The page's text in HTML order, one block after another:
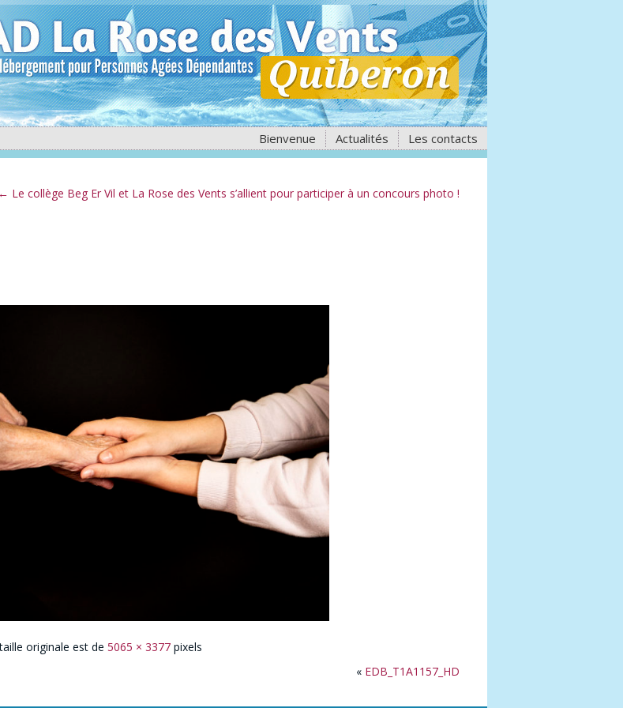
Bienvenue Actualités Les contacts
← Le collège Beg Er Vil et La Rose des Vents s’allient pour participer à un concours photo !
originale est de 5065 × 3377pixels
« EDB_T1A1157_HD